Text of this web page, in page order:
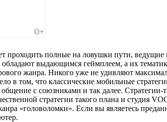
проходить полные на ловушки пути,
обладают выдающимся геймплеем, а их
жанра. Никого уже не удивляют
в том, что классические мобильные
с союзниками и так далее.
стратегии такого плана и студия
«головоломки». Если вы являетесь